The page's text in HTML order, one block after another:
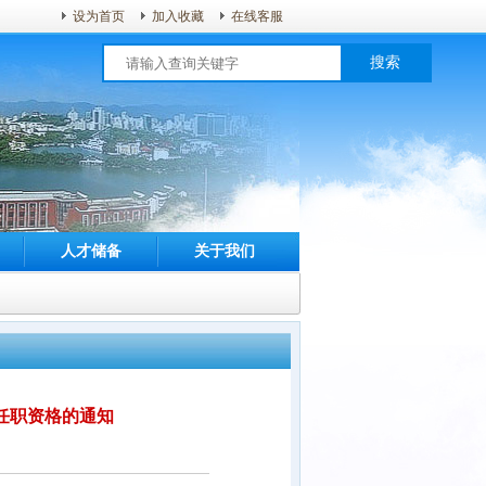
设为首页 加入收藏 在线客服
搜索
人才储备 关于我们
职资格的通知